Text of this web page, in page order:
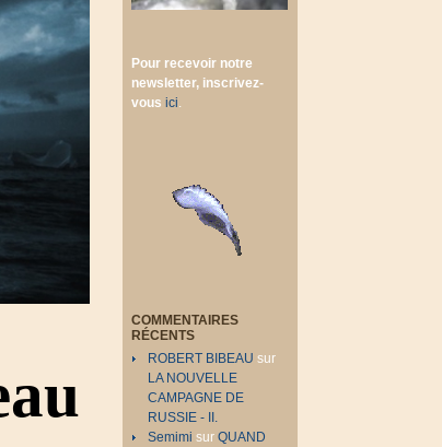
Pour recevoir notre
newsletter, inscrivez-
vous ici.
COMMENTAIRES
RÉCENTS
ROBERT BIBEAU sur
LA NOUVELLE
CAMPAGNE DE
RUSSIE - II.
Semimi sur QUAND